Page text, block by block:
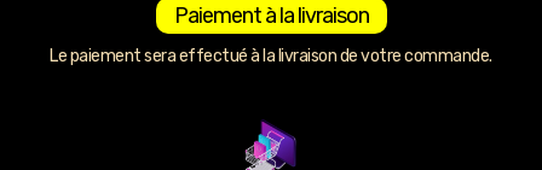
Paiement à la livraison
Le paiement sera effectué à la livraison de votre commande.